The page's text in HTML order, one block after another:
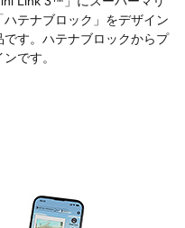
テナブロック」をデザイン
す。ハテナブロックからプ
です。